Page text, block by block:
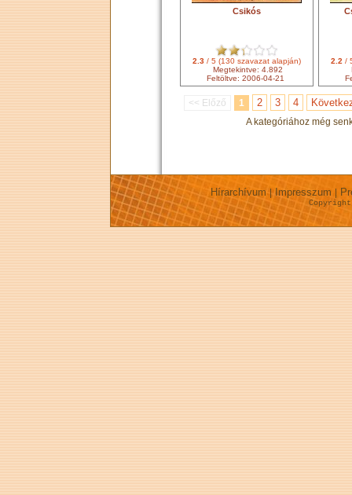
Csikós
2.3/ 5 (130 szavazat alapján)
Megtekintve: 4.892
Feltöltve: 2006-04-21
2.2 /
<< Előző 1 2 3 4
A kategóriához még
Hírarchívum |Impresszum